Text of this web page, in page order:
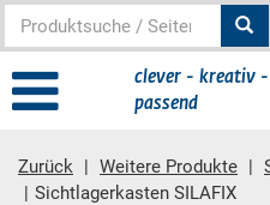
clever - kreativ
passend
Zurück Weitere Produkte
Sichtlagerkasten SILAFIX